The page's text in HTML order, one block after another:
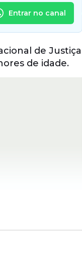
Entrar no canal
de Justiça
de idade.
para o uso
regras,